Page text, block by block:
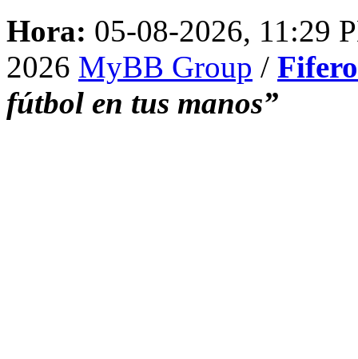
Hora: 05-08-2026, 11:29
2026 MyBB Group /
fútbol en tus manos”